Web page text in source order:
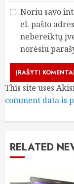
Noriu savo
el. pašto
nebereiktų
norėsiu
This site uses
comment data is
RELATED